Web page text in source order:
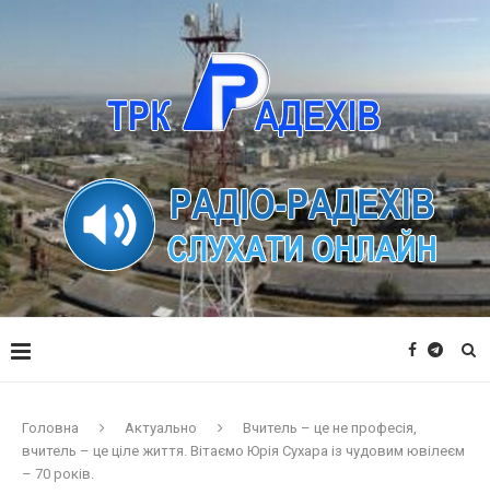
Головна Актуально
Вчитель – це не професія,
вчитель – це ціле життя. Вітаємо Юрія Сухара із чудовим ювілеєм
– 70 років.